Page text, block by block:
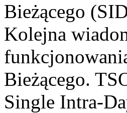
Bieżącego
Kolejna
Bieżącego.
Single Intra-